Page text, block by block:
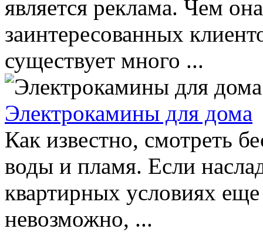
является реклама. Чем
заинтересованных
существует много ...
Электрокамины для дома
Как известно, смотреть
воды и пламя. Если
квартирных условиях
невозможно, ...